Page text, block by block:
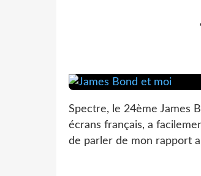
Spectre, le 24ème James
écrans français, a
de parler de mon rapport